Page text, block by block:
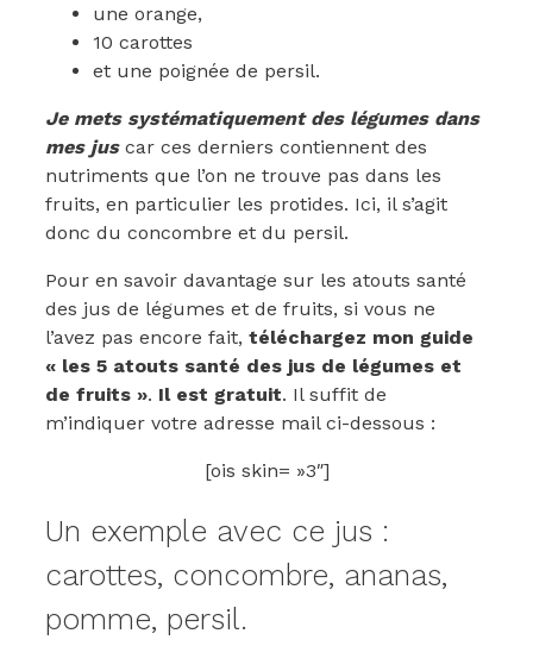
une orange,
10 carottes
et une poignée de persil.
Je mets systématiquement des légumes dans
mes jus car ces derniers contiennent des
nutriments que l’on ne trouve pas dans les
fruits, en particulier les protides. Ici, il s’agit
donc du concombre et du persil.
Pour en savoir davantage sur les atouts santé
des jus de légumes et de fruits, si vous ne
l’avez pas encore fait, téléchargez mon guide
« les 5 atouts santé des jus de légumes et
de fruits ». Il est gratuit. Il suffit de
m’indiquer votre adresse mail ci-dessous :
[ois skin= »3″]
Un exemple avec ce jus :
carottes, concombre, ananas,
pomme, persil.